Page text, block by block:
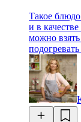
Такое
и в
можно